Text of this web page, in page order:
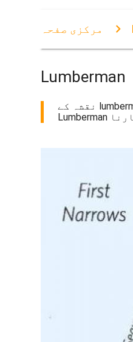
مرکزی صفحہ
نقشہ کے lumberman چاپ سٹینلی < ؛ ؛ > پارک میں ہے. Lumberman چاپ سٹینلی < ؛ ؛ > پارک کا نقشہ (برٹش کولمبیا - کینیڈا) پرنٹ کرنے کے لئے.